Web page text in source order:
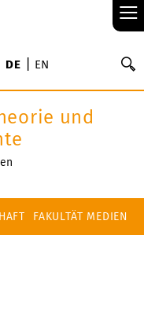
≡
DE EN
und
FAKULTÄT MEDIEN